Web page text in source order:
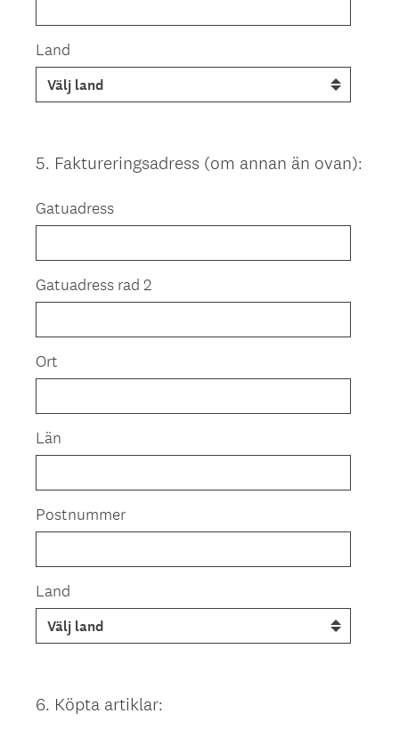
Land
Question
5. Faktureringsadress (om annan än ovan):
Gatuadress
Gatuadress rad 2
Ort
Län
Postnummer
Land
Question
6. Köpta artiklar: